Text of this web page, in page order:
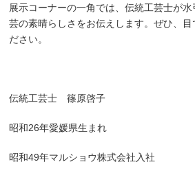
展示コーナーの一角では、伝統工芸士が
芸の素晴らしさをお伝えします。ぜひ、目
ださい。
伝統工芸士 篠原啓子
昭和26年愛媛県生まれ
昭和49年マルショウ株式会社入社